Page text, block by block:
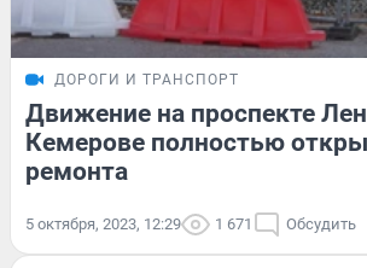
ДОРОГИ И ТРАНСПОРТ
Движение на проспекте
Кемерове полностью
ремонта
5 октября, 2023, 12:29 1 671 Обсудить